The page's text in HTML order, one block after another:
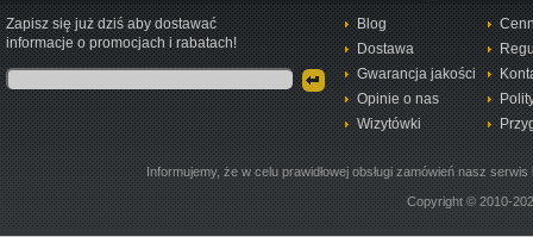
Zapisz się już dziś aby dostawać
informacje o promocjach i rabatach!
Blog
Dostawa
Gwarancja jakości
Opinie o nas
Wizytówki
Informujemy, że w celu prawidłowej obsługi zamówień nasz
Copyright © 2010-